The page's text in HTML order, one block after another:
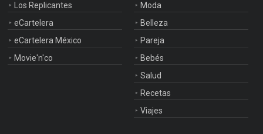
Los Replicantes
eCartelera
eCartelera México
Movie'n'co
Moda
Belleza
Pareja
Bebés
Salud
Recetas
Viajes